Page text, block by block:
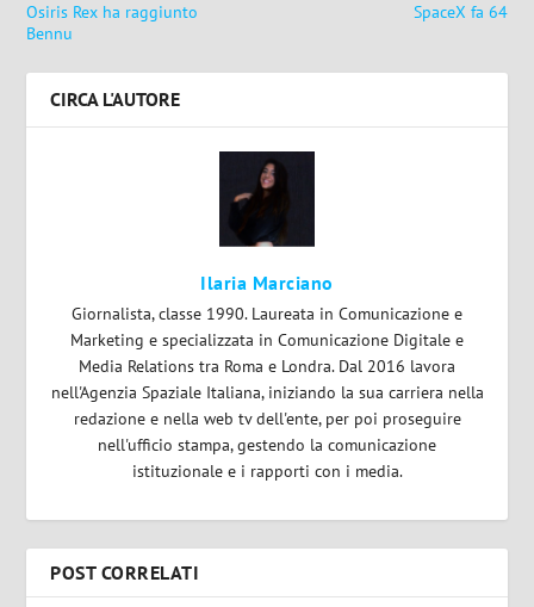
Osiris Rex ha raggiunto
Bennu
SpaceX fa 64
CIRCA L'AUTORE
Ilaria Marciano
Giornalista, classe 1990. Laureata in Comunicazione e
Marketing e specializzata in Comunicazione Digitale e
Media Relations tra Roma e Londra. Dal 2016 lavora
nell'Agenzia Spaziale Italiana, iniziando la sua carriera nella
redazione e nella web tv dell'ente, per poi proseguire
nell'ufficio stampa, gestendo la comunicazione
istituzionale e i rapporti con i media.
POST CORRELATI